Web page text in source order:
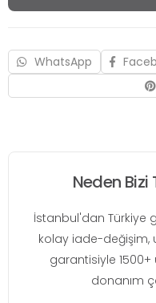
WhatsApp
Neden Bizi
İstanbul'dan Türkiye
kolay iade-değişim,
garantisiyle 1500+
donanım